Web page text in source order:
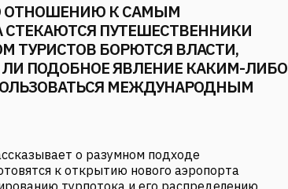
ОТНОШЕНИЮ К САМЫМ
ПУТЕШЕСТВЕННИКИ
ТУРИСТОВ БОРЮТСЯ ВЛАСТИ,
ПОДОБНОЕ ЯВЛЕНИЕ КАКИМ-ЛИБО
МЕЖДУНАРОДНЫМ
о разумном подходе
к открытию нового аэропорта
турпотока и его распределению